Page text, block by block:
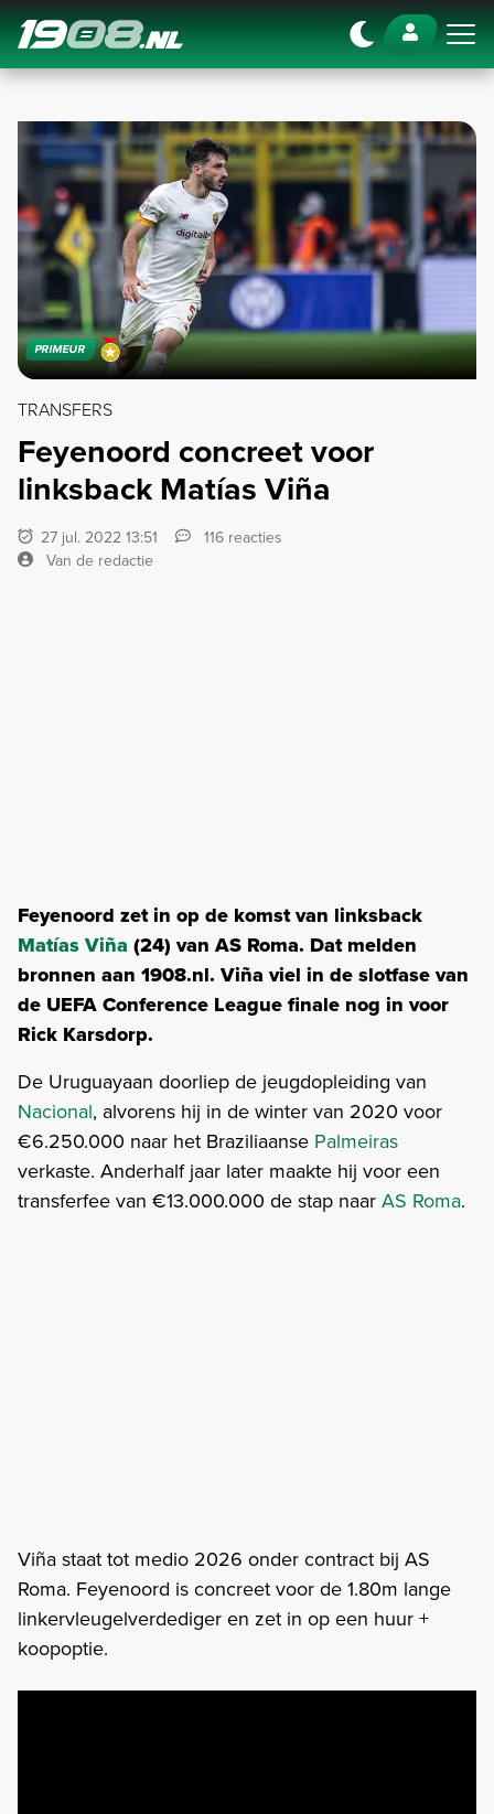
Navigation
PRIMEUR
TRANSFERS
Feyenoord concreet voor
linksback Matías Viña
27 jul. 2022 13:51
116 reacties
Van de redactie
Feyenoord zet in op de komst van linksback
Matías Viña (24) van AS Roma. Dat melden
bronnen aan 1908.nl. Viña viel in de slotfase van
de UEFA Conference League finale nog in voor
Rick Karsdorp.
De Uruguayaan doorliep de jeugdopleiding van
Nacional, alvorens hij in de winter van 2020 voor
€6.250.000 naar het Braziliaanse Palmeiras
verkaste. Anderhalf jaar later maakte hij voor een
transferfee van €13.000.000 de stap naarAS Roma.
Viña staat tot medio 2026 onder contract bij AS
Roma. Feyenoord is concreet voor de 1.80m lange
linkervleugelverdediger en zet in op een huur +
koopoptie.